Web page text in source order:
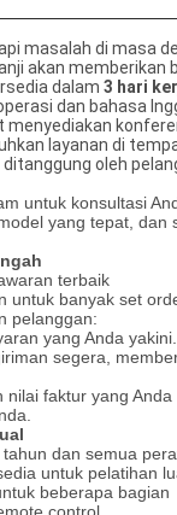
masalah di masa
akan memberikan
dalam 3 hari
dan bahasa
menyediakan
layanan di
oleh
untuk konsultasi
yang tepat, dan
terbaik
untuk banyak set
pelanggan:
yang Anda yakini.
segera,
nilai faktur yang
dan semua
untuk pelatihan
beberapa bagian
control